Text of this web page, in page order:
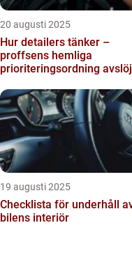
20 augusti 2025
Hur detailers tänker –
proffsens hemliga
prioriteringsordning
19 augusti 2025
Checklista för underhåll
bilens interiör